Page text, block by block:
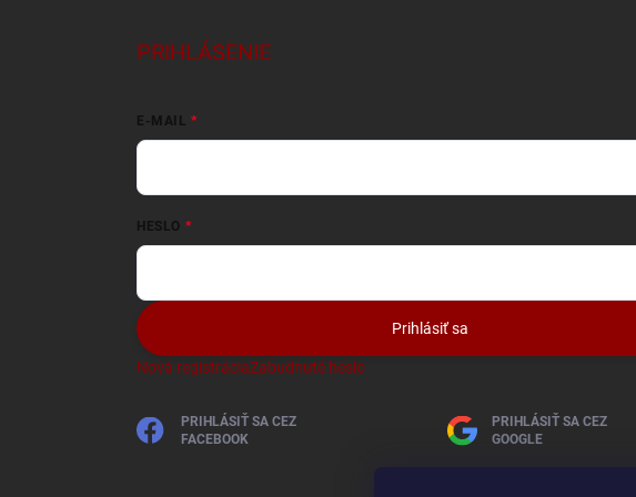
PRIHLÁSENIE
E-MAIL
HESLO
Prihlásiť sa
Nová registráciaZabudnuté heslo
PRIHLÁSIŤ SA CEZ
FACEBOOK
PRIHLÁSIŤ SA CEZ
GOOGLE